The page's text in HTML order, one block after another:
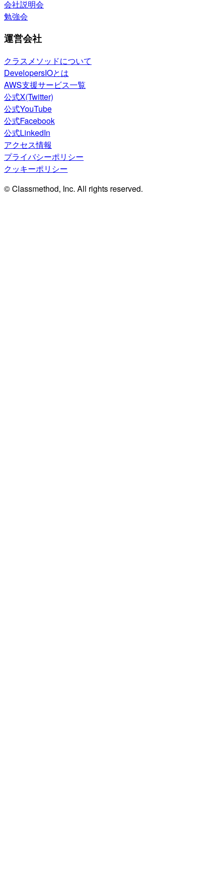
会社説明会
勉強会
運営会社
クラスメソッドについて
DevelopersIOとは
AWS支援サービス一覧
公式X(Twitter)
公式YouTube
公式Facebook
公式LinkedIn
アクセス情報
プライバシーポリシー
クッキーポリシー
© Classmethod, Inc. All rights reserved.